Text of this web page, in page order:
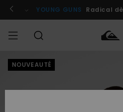
l'information
le
Se connecter / s'inscrire
YOUNG GUNS Radical
HOMME
NOUVEAUTÉ